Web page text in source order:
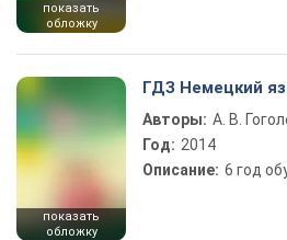
показать
обложку
показать
обложку
ГДЗ Немецкий
Авторы: А. В.
Год: 2014
Описание: 6 год